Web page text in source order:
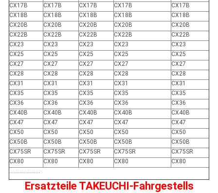
CX17B
CX17B CX17B CX17B
CX17B
CX18B
CX18B CX18B CX18B
CX18B
CX20B
CX20B CX20B CX20B
CX20B
CX22B
CX22B CX22B CX22B
CX22B
CX23
CX23 CX23 CX23
CX23
CX25
CX25 CX25 CX25
CX25
CX27
CX27 CX27 CX27
CX27
CX28
CX28 CX28 CX28
CX28
CX31
CX31 CX31 CX31
CX31
CX35
CX35 CX35 CX35
CX35
CX36
CX36 CX36 CX36
CX36
CX40B
CX40B CX40B CX40B
CX40B
CX47
CX47 CX47 CX47
CX47
CX50
CX50 CX50 CX50
CX50
CX50B
CX50B CX50B CX50B
CX50B
CX75SR
CX75SR CX75SR CX75SR
CX75SR
CX80
CX80 CX80 CX80
CX80
.....................
Ersatzteile TAKEUCHI-Fahrgestells